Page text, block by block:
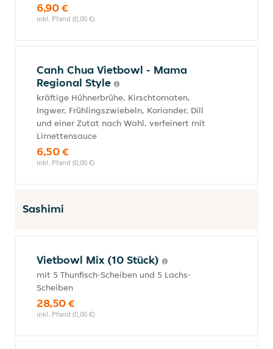
6,90 €
inkl. Pfand (0,00 €)
Canh Chua Vietbowl - Mama
Regional Style
kräftige Hühnerbrühe, Kirschtomaten,
Ingwer, Frühlingszwiebeln, Koriander, Dill
und einer Zutat nach Wahl, verfeinert mit
Limettensauce
6,50 €
inkl. Pfand (0,00 €)
Sashimi
Vietbowl Mix (10 Stück)
mit 5 Thunfisch-Scheiben und 5 Lachs-
Scheiben
28,50 €
inkl. Pfand (0,00 €)